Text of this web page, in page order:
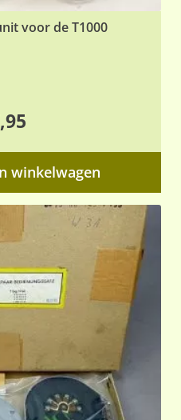
voor de T1000
winkelwagen